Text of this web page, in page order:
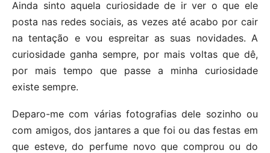
Ainda sinto aquela curiosidade de ir ver o que ele
posta nas redes sociais, as vezes até acabo por cair
na tentação e vou espreitar as suas novidades. A
curiosidade ganha sempre, por mais voltas que dê,
por mais tempo que passe a minha curiosidade
existe sempre.
Deparo-me com várias fotografias dele sozinho ou
com amigos, dos jantares a que foi ou das festas em
que esteve, do perfume novo que comprou ou do